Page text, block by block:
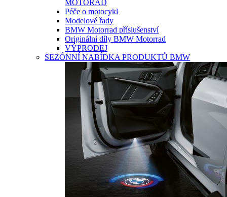
MOTORAD
Péče o motocykl
Modelové řady
BMW Motorrad příslušenství
Originální díly BMW Motorrad
VÝPRODEJ
SEZÓNNÍ NABÍDKA PRODUKTŮ BMW